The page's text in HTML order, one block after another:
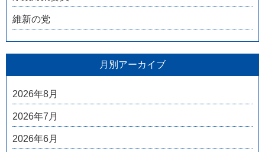
維新の党
月別アーカイブ
2026年8月
2026年7月
2026年6月